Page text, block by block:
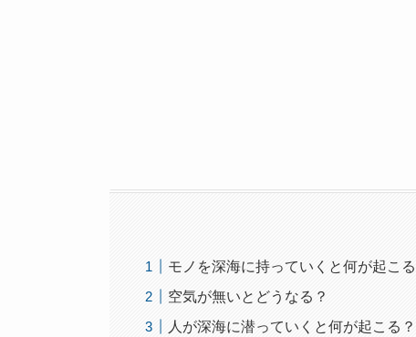
モノを深海に持っていくと何が起こる
空気が無いとどうなる？
人が深海に潜っていくと何が起こる？